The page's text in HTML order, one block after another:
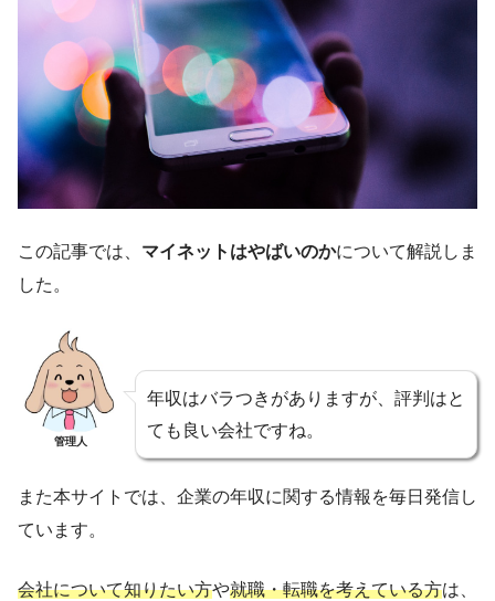
この記事では、 マイネットはやばいのかについて解説しま
した。
管理人
年収はバラつきがありますが、評判はと
ても良い会社ですね。
また本サイトでは、企業の年収に関する情報を毎日発信し
ています。
会社について知りたい方や就職・転職を考えている方は、